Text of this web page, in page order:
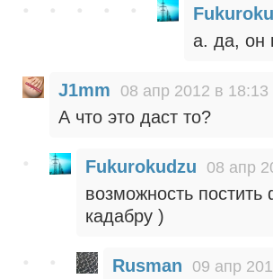
а. да, он
J1mm 08 апр 2012 в 18:13
А что это даст то?
Fukurokudzu 08 апр
возможность
кадабру )
Rusman 09 апр